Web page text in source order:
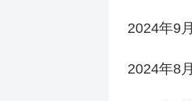
2024年9月
2024年8月